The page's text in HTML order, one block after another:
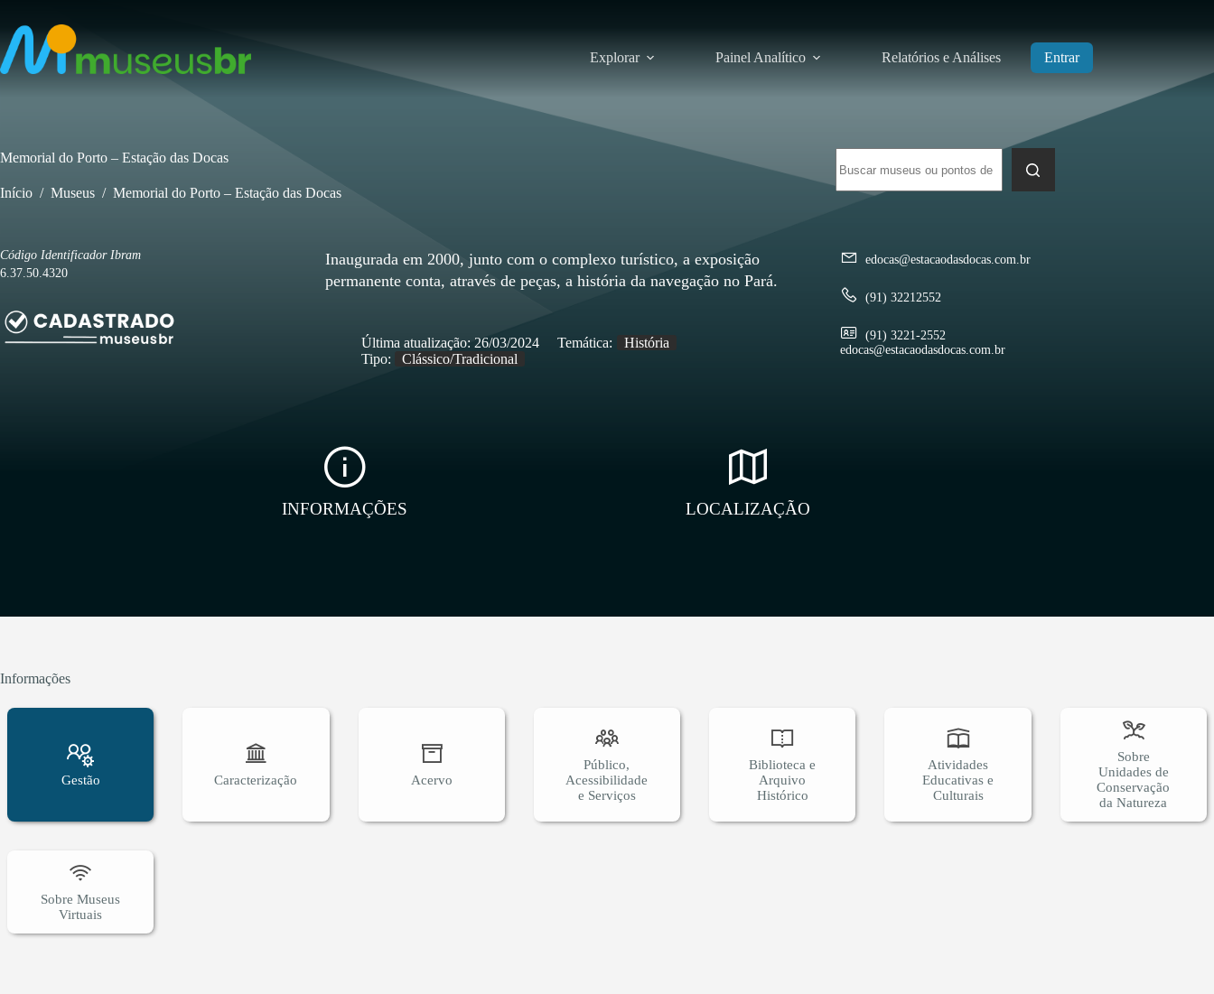
para
conteúdo
Explorar Painel Analítico Relatórios e Análises Entrar
resultados
Memorial do Porto – Estação das Docas
Início / Museus / Memorial do Porto – Estação das Docas
Código Identificador Ibram
6.37.50.4320
edocas@estacaodasdocas.com.br
(91) 32212552
(91) 3221-2552
edocas@estacaodasdocas.com.br
Inaugurada em 2000, junto com o complexo turístico, a exposição
permanente conta, através de peças, a história da navegação no Pará.
Última atualização: 26/03/2024 Temática:
História
Tipo:
Clássico/Tradicional
INFORMAÇÕES LOCALIZAÇÃO
Informações
Gestão Caracterização Acervo
Público,
Acessibilidade
e Serviços
Biblioteca e
Arquivo
Histórico
Atividades
Educativas e
Culturais
Sobre
Unidades de
Conservação
da Natureza
Sobre Museus
Virtuais